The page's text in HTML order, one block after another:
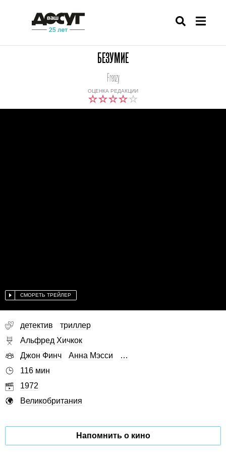
БЕЗУМИЕ
ОЦЕНКА РЕДАКЦИИ
Frenzy
СМОРЕТЬ ТРЕЙЛЕР
детектив
триллер
Альфред Хичкок
Джон Финч
Анна Мэсси
…
116 мин
1972
Великобритания
Напомнить о кино